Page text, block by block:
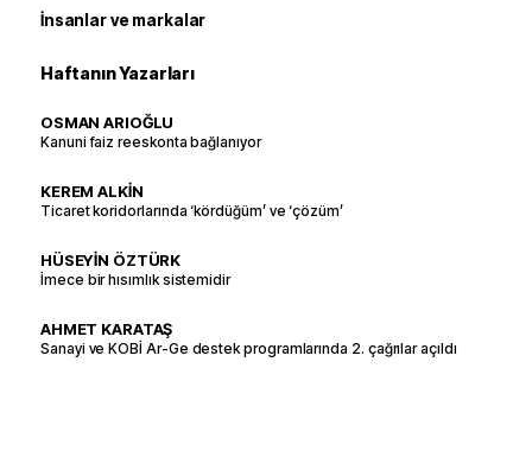
İnsanlar ve markalar
Haftanın Yazarları
OSMAN ARIOĞLU
Kanuni faiz reeskonta bağlanıyor
KEREM ALKİN
Ticaret koridorlarında ‘kördüğüm’ ve ‘çözüm’
HÜSEYİN ÖZTÜRK
İmece bir hısımlık sistemidir
AHMET KARATAŞ
Sanayi ve KOBİ Ar-Ge destek programlarında 2. çağrılar açıldı